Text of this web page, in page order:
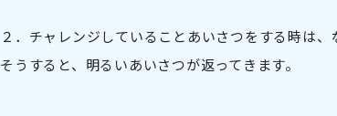
２．チャレンジしていることあいさつをする時は、
そうすると、明るいあいさつが返ってきます。